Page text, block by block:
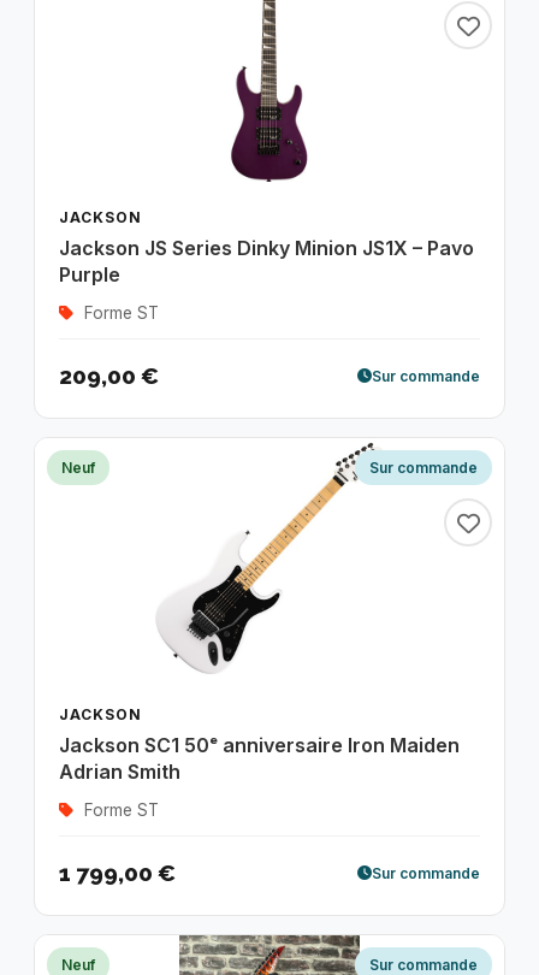
JACKSON
Jackson JS Series Dinky Minion JS1X – Pavo
Purple
Forme ST
209,00 € Sur commande
Neuf Sur commande
JACKSON
Jackson SC1 50ᵉ anniversaire Iron Maiden
Adrian Smith
Forme ST
1 799,00 € Sur commande
Neuf Sur commande